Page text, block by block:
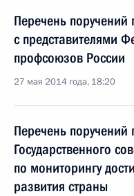
Перечень поручений
с представителями
профсоюзов России
27 мая 2014 года, 18:20
Перечень поручений
Государственного
по мониторингу
развития страны